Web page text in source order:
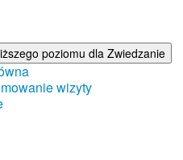
poziomu dla Zwiedzanie
wizyty